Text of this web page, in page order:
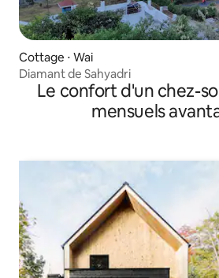
Cottage ⋅ Wai
Diamant de Sahyadri
Le confort d'un chez-
mensuels